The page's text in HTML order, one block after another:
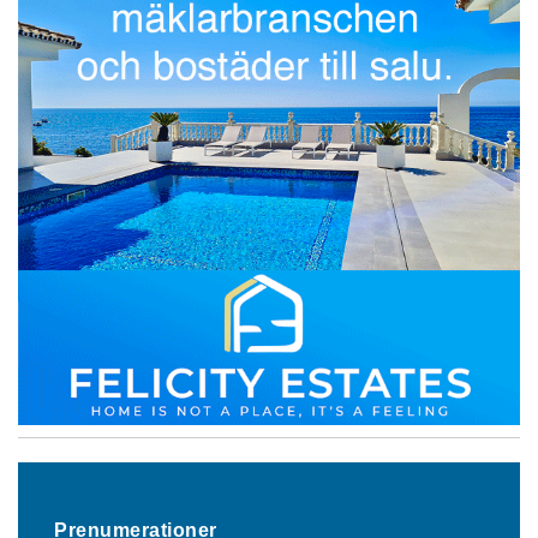
Prenumerationer